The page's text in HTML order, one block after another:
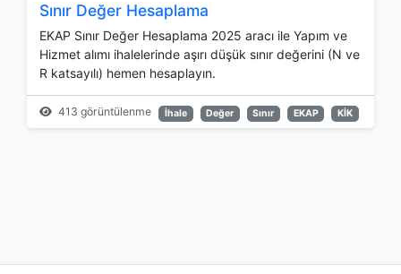
Sınır Değer Hesaplama
EKAP Sınır Değer Hesaplama 2025 aracı ile Yapım ve
Hizmet alımı ihalelerinde aşırı düşük sınır değerini (N ve
R katsayılı) hemen hesaplayın.
413 görüntülenme İhale Değer Sınır EKAP KİK